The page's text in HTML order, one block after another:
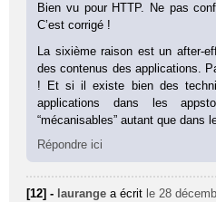
Bien vu pour HTTP. Ne pas
C’est corrigé !
La sixième raison est un after-
des contenus des applications.
! Et si il existe bien des
applications dans les
“mécanisables” autant que dans
Répondre ici
[12] - laurange a écrit le 28